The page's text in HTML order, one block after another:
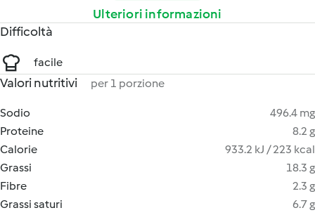
Ulteriori informazioni
Difficoltà
facile
Valori nutritivi per 1 porzione
Sodio
496.4 mg
Proteine
8.2 g
Calorie
933.2 kJ / 223 kcal
Grassi
18.3 g
Fibre
2.3 g
Grassi saturi
6.7 g